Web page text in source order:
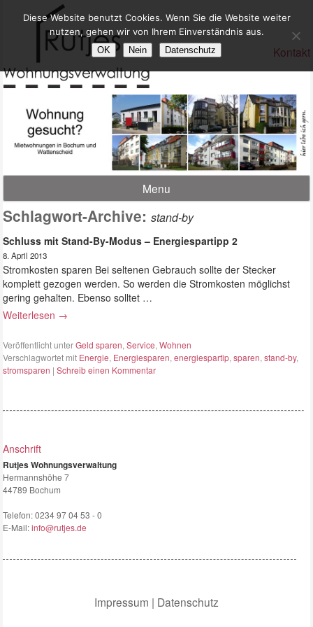
Kontakt
Menu
Schlagwort-Archive:stand-by
Schluss mit Stand-By-Modus – Energiespartipp 2
8. April 2013
Stromkosten sparen Bei seltenen Gebrauch sollte der Stecker
komplett gezogen werden. So werden die Stromkosten möglichst
gering gehalten. Ebenso solltet …
Weiterlesen →
Veröffentlicht unter Geld sparen,Service,Wohnen
Verschlagwortet mit Energie, Energiesparen,energiespartip,sparen,stand-by,
stromsparen | Schreib einen Kommentar
Anschrift
Rutjes Wohnungsverwaltung
Hermannshöhe 7
44789 Bochum
Telefon:0234 97 04 53 - 0
E-Mail:info@rutjes.de
Impressum | Datenschutz
Diese Website benutzt Cookies. Wenn Sie die Website weiter
nutzen, gehen wir von Ihrem Einverständnis aus.
OK Nein Datenschutz